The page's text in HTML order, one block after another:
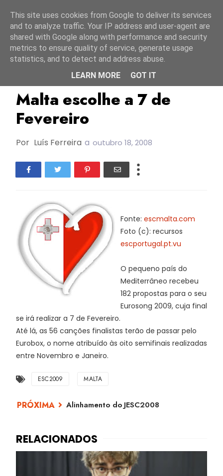
Malta
Malta escolhe a 7 de
Fevereiro
Por Luís Ferreira a outubro 18, 2008
Fonte: escmalta.com
Foto (c): recursos
escportugal.pt.vu
O pequeno país do
Mediterrâneo recebeu
182 propostas para o seu
Eurosong 2009, cuja final
se irá realizar a 7 de Fevereiro.
Até lá, as 56 canções finalistas terão de passar pelo
Eurobox, o nome atribuído às oito semifinais realizadas
entre Novembro e Janeiro.
ESC2009 MALTA
Alinhamento do JESC2008
This site uses cookies from Google to deliver its services
and to analyze traffic. Your IP address and user-agent are
shared with Google along with performance and security
metrics to ensure quality of service, generate usage
statistics, and to detect and address abuse.
LEARN MORE
GOT IT